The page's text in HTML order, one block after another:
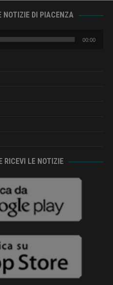
NOTIZIE DI PIACENZA
00:00
RICEVI LE NOTIZIE